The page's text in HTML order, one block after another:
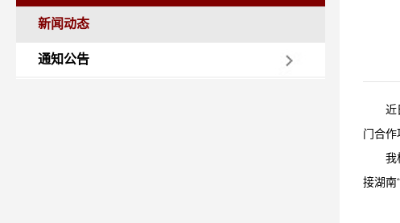
新闻动态
通知公告
近
门合作
我
接湖南